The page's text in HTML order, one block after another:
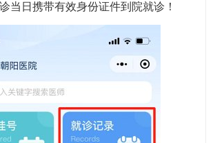
当日携带有效身份证件到院就诊！